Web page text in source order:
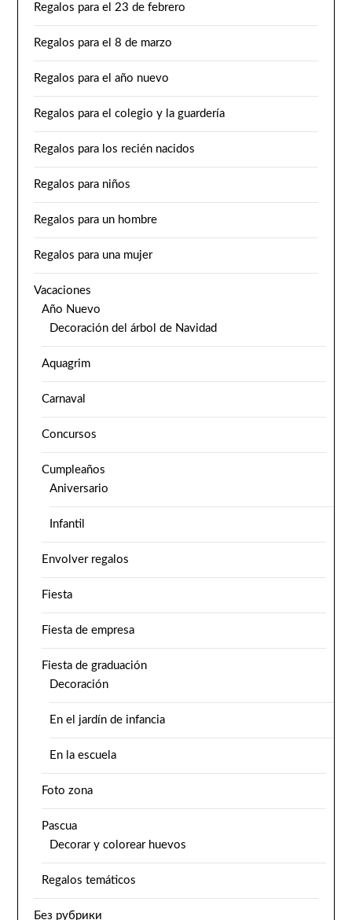
Regalos para el 23 de febrero
Regalos para el 8 de marzo
Regalos para el año nuevo
Regalos para el colegio y la guardería
Regalos para los recién nacidos
Regalos para niños
Regalos para un hombre
Regalos para una mujer
Vacaciones
Año Nuevo
Decoración del árbol de Navidad
Aquagrim
Carnaval
Concursos
Cumpleaños
Aniversario
Infantil
Envolver regalos
Fiesta
Fiesta de empresa
Fiesta de graduación
Decoración
En el jardín de infancia
En la escuela
Foto zona
Pascua
Decorar y colorear huevos
Regalos temáticos
Без рубрики